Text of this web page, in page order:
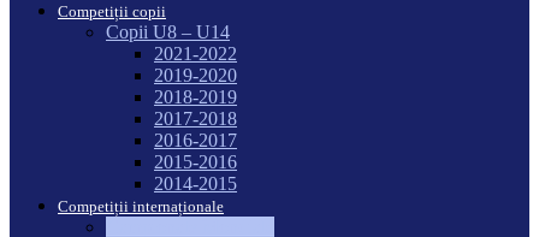
Competiții copii
Copii U8 – U14
2021-2022
2019-2020
2018-2019
2017-2018
2016-2017
2015-2016
2014-2015
Competiții internaționale